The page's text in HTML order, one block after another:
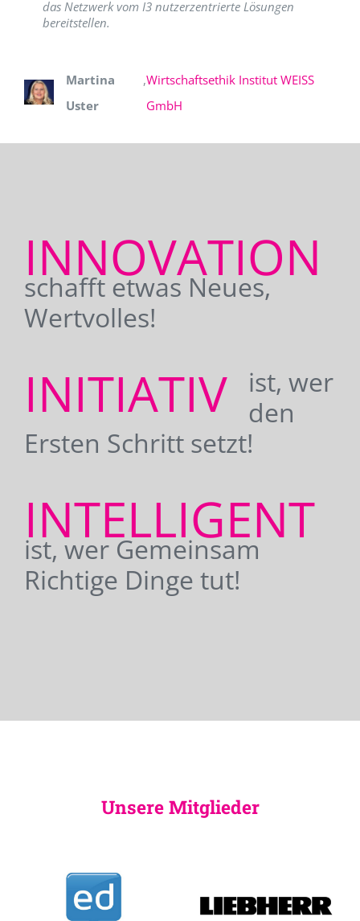
das Netzwerk vom I3 nutzerzentrierte Lösungen
bereitstellen.
Martina
Uster
,Wirtschaftsethik Institut WEISS
GmbH
INNOVATION
schafft etwas Neues,
Wertvolles!
INITIATIV
ist, wer
den
Ersten Schritt setzt!
INTELLIGENT
ist, wer Gemeinsam
Richtige Dinge tut!
Unsere Mitglieder